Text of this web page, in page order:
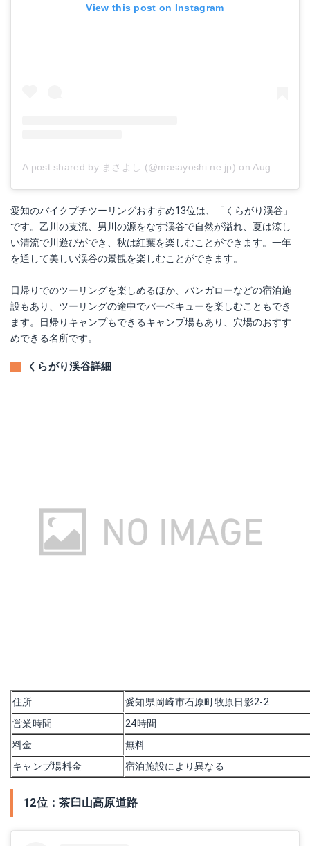
View this post on Instagram
A post shared by まさよし (@masayoshi.ne.jp) onAug 4, 2018 at 1:29am PDT
愛知のバイクプチツーリングおすすめ13位は、「くらがり渓谷」
です。乙川の支流、男川の源をなす渓谷で自然が溢れ、夏は涼し
い清流で川遊びができ、秋は紅葉を楽しむことができます。一年
を通して美しい渓谷の景観を楽しむことができます。
日帰りでのツーリングを楽しめるほか、バンガローなどの宿泊施
設もあり、ツーリングの途中でバーベキューを楽しむこともでき
ます。日帰りキャンプもできるキャンプ場もあり、穴場のおすす
めできる名所です。
くらがり渓谷詳細
住所
愛知県岡崎市石原町牧原日影2‐2
営業時間
24時間
料金
無料
キャンプ場料金
宿泊施設により異なる
12位：茶臼山高原道路